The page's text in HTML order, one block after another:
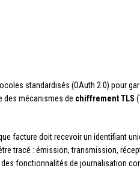
standardisés (OAuth 2.0) pour
des mécanismes de chiffrement TLS
facture doit recevoir un identifiant
tracé : émission, transmission,
fonctionnalités de journalisation